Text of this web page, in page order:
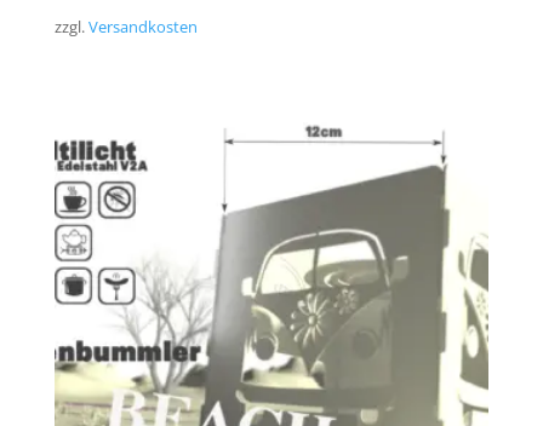
zzgl.Versandkosten